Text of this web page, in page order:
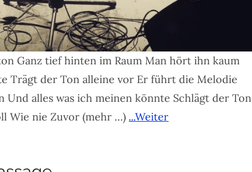
Ganz tief hinten im Raum Man hört ihn kaum
Trägt der Ton alleine vor Er führt die Melodie
Und alles was ich meinen könnte Schlägt der Ton
Wie nie Zuvor (mehr …) ...Weiter